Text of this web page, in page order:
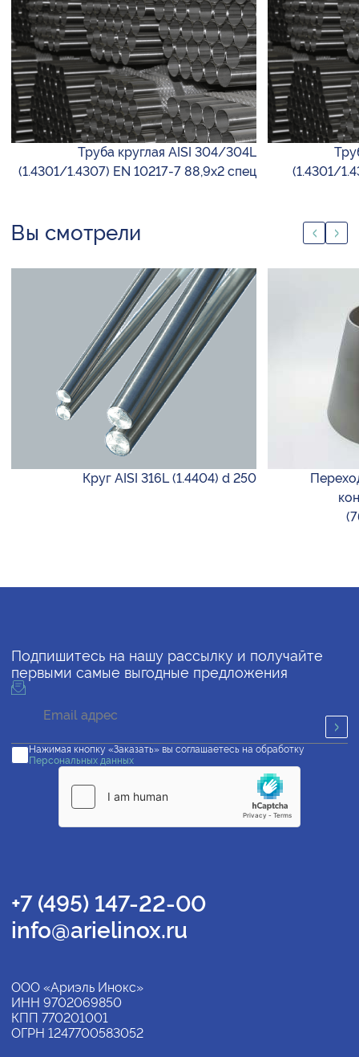
Труба круглая AISI 304/304L
(1.4301/1.4307) EN 10217-7 88,9х2 спец
(1.4301/
Вы смотрели
Круг AISI 316L (1.4404) d 250
Подпишитесь на нашу рассылку и получайте
первыми самые выгодные предложения
Нажимая кнопку «Заказать» вы соглашаетесь на обработку
Персональных данных
+7 (495) 147-22-00
info@arielinox.ru
ООО «Ариэль Инокс»
ИНН 9702069850
КПП 770201001
ОГРН 1247700583052